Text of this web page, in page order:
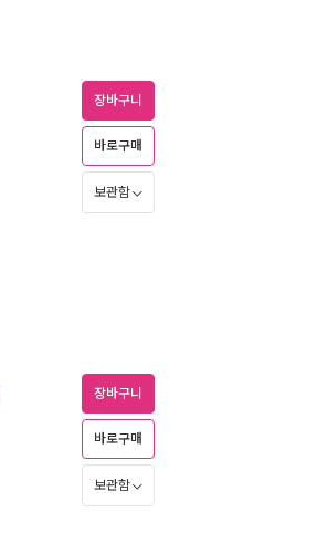
장바구니
바로구매
보관함
장바구니
바로구매
보관함